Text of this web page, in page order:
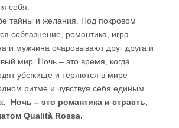
себя.
тайны и желания. Под покровом
соблазнение, романтика, игра
и мужчина очаровывают друг друга и
мир. Ночь – это время, когда
убежище и теряются в мире
ритме и чувствуя себя единым
Ночь – это романтика и страсть,
Qualità Rossa.